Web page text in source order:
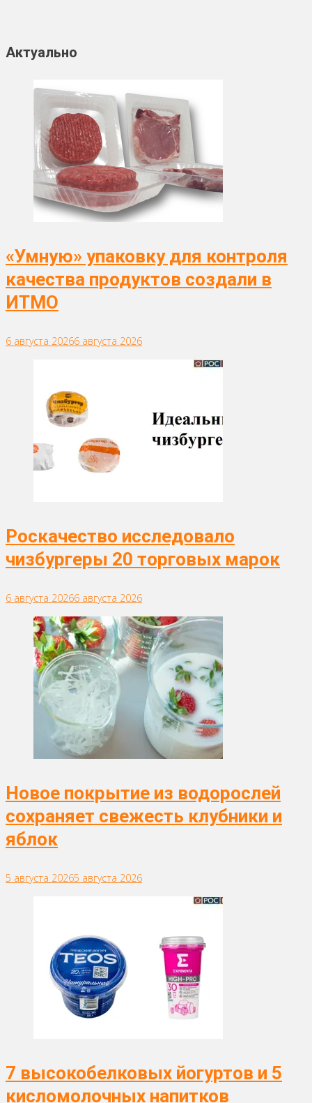
Актуально
«Умную» упаковку для контроля
качества продуктов создали в
ИТМО
6 августа 20266 августа 2026
Роскачество исследовало
чизбургеры 20 торговых марок
6 августа 20266 августа 2026
Новое покрытие из водорослей
сохраняет свежесть клубники и
яблок
5 августа 20265 августа 2026
7 высокобелковых йогуртов и 5
кисломолочных напитков